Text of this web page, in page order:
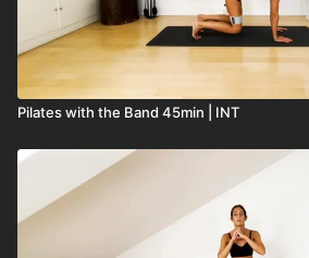
Pilates with the Band 45min | INT